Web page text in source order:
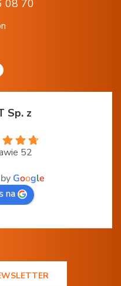
08 70
Sp. z
52
Google
na